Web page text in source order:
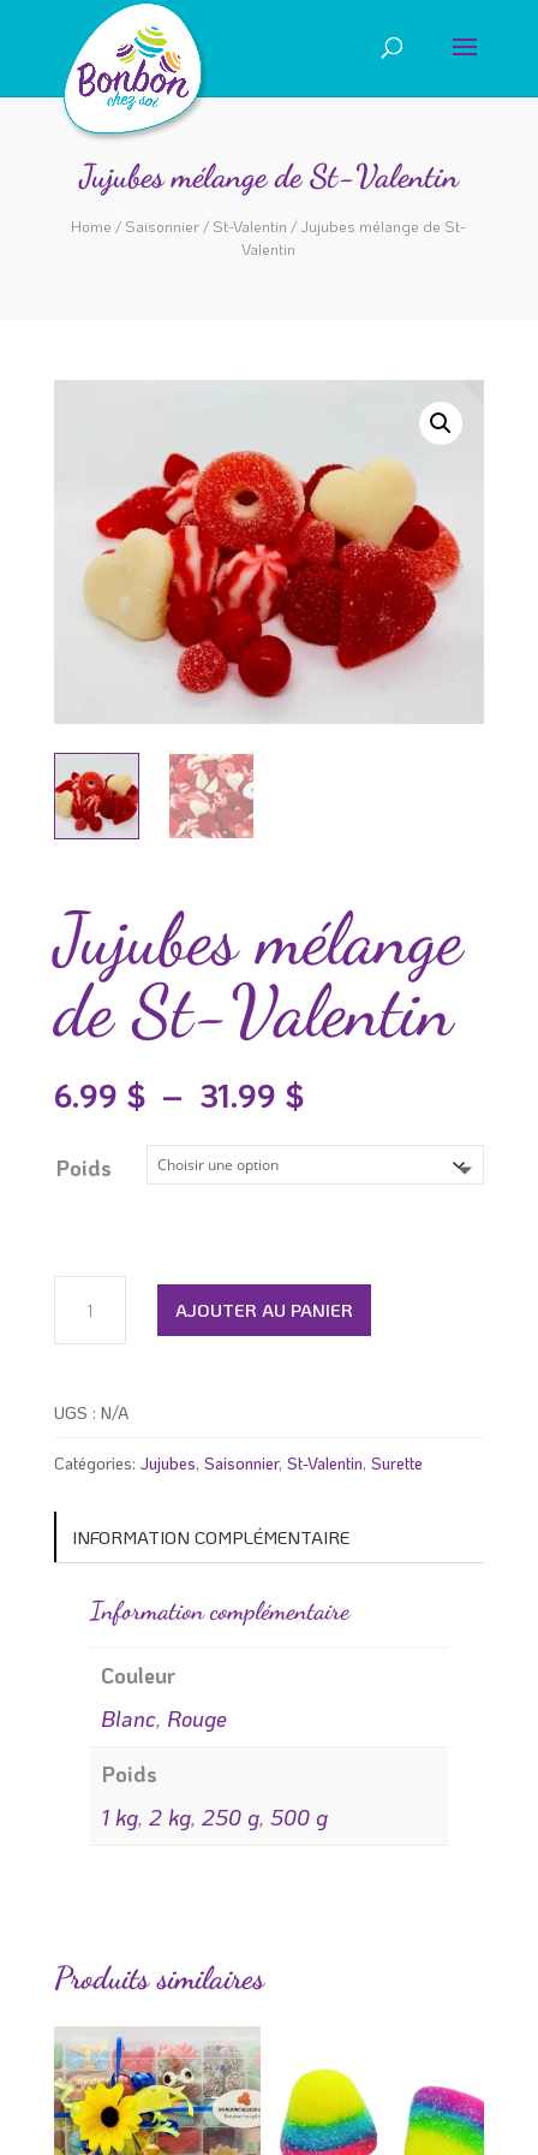
Jujubes mélange de St-Valentin
Home / Saisonnier / St-Valentin / Jujubes mélange de St-
Valentin
Jujubes mélange
de St-Valentin
6.99 $ – 31.99 $Plage
prix :
à
Poids
quantité
Jujubes
St-
AJOUTER AU PANIER
UGS : N/A
Catégories: Jujubes, Saisonnier, St-Valentin, Surette
INFORMATION COMPLÉMENTAIRE
Information complémentaire
Couleur
Blanc, Rouge
Poids
1 kg, 2 kg, 250 g, 500 g
Produits similaires